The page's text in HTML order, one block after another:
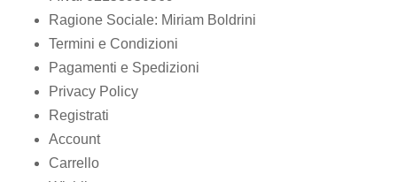
Ragione Sociale: Miriam Boldrini
Termini e Condizioni
Pagamenti e Spedizioni
Privacy Policy
Registrati
Account
Carrello